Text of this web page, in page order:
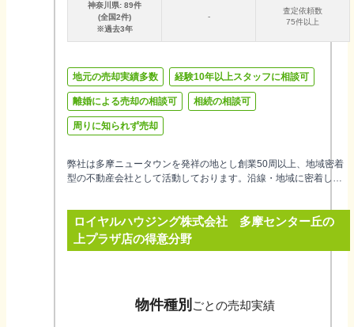
神奈川県: 89件
(全国2件)
※過去3年
-
査定依頼数
75件以上
地元の売却実績多数 経験10年以上スタッフに相談可
離婚による売却の相談可 相続の相談可
周りに知られず売却
弊社は多摩ニュータウンを発祥の地とし創業50周以上、地域密着
型の不動産会社として活動しております。沿線・地域に密着した
建物取引士の資格を取得しておりますので、安心してご相談いた
だけます。更なるサービスの充実を目指し、地域物件の購入・売
却をバックアップするとともに、身近なハウジングプランナーと
ロイヤルハウジング株式会社 多摩センター丘の
上プラザ店の得意分野
物件種別 ごとの売却実績